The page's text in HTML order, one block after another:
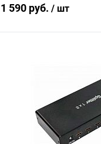
1 590 руб. / шт
В избранное